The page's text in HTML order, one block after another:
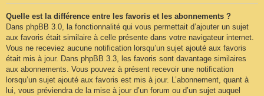
Quelle est la différence entre les favoris et les abonnements ?
Dans phpBB 3.0, la fonctionnalité qui vous permettait d’ajouter un sujet
aux favoris était similaire à celle présente dans votre navigateur internet.
Vous ne receviez aucune notification lorsqu’un sujet ajouté aux favoris
était mis à jour. Dans phpBB 3.3, les favoris sont davantage similaires
aux abonnements. Vous pouvez à présent recevoir une notification
lorsqu’un sujet ajouté aux favoris est mis à jour. L’abonnement, quant à
lui, vous préviendra de la mise à jour d’un forum ou d’un sujet auquel